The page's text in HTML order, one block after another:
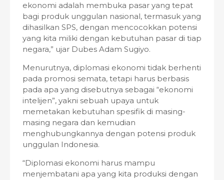
ekonomi adalah membuka pasar yang tepat
bagi produk unggulan nasional, termasuk yang
dihasilkan SPS, dengan mencocokkan potensi
yang kita miliki dengan kebutuhan pasar di tiap
negara,” ujar Dubes Adam Sugiyo.
Menurutnya, diplomasi ekonomi tidak berhenti
pada promosi semata, tetapi harus berbasis
pada apa yang disebutnya sebagai “ekonomi
intelijen”, yakni sebuah upaya untuk
memetakan kebutuhan spesifik di masing-
masing negara dan kemudian
menghubungkannya dengan potensi produk
unggulan Indonesia.
“Diplomasi ekonomi harus mampu
menjembatani apa yang kita produksi dengan